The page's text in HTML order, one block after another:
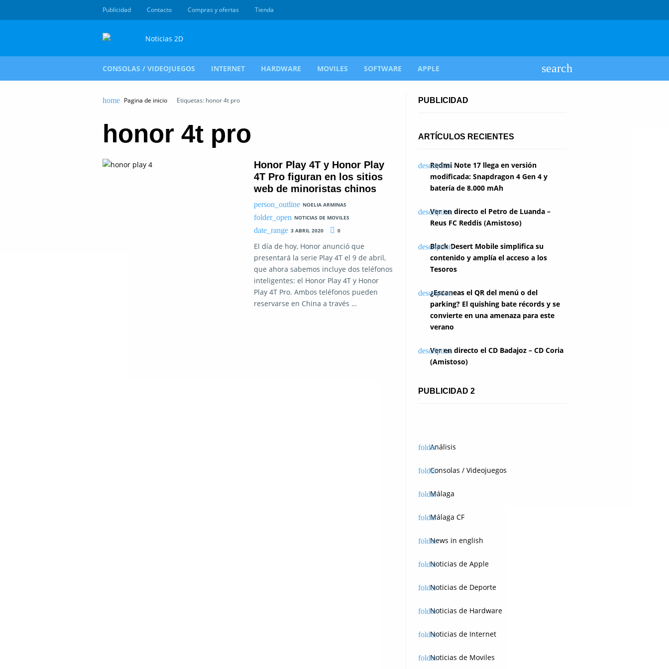
Publicidad Contacto Compras y ofertas Tienda
CONSOLAS / VIDEOJUEGOS INTERNET HARDWARE MOVILES SOFTWARE APPLE
Pagina de inicio Etiquetas: honor 4t pro
honor 4t pro
Honor Play 4T y Honor Play
4T Pro figuran en los sitios
web de minoristas chinos
NOELIA ARMINAS
NOTICIAS DE MOVILES
3 ABRIL 2020
0
El día de hoy, Honor anunció que
presentará la serie Play 4T el 9 de abril,
que ahora sabemos incluye dos teléfonos
inteligentes: el Honor Play 4T y Honor
Play 4T Pro. Ambos teléfonos pueden
reservarse en China a través …
PUBLICIDAD
ARTÍCULOS RECIENTES
Redmi Note 17 llega en versión
modificada: Snapdragon 4 Gen 4 y
batería de 8.000 mAh
Ver en directo el Petro de Luanda –
Reus FC Reddis (Amistoso)
Black Desert Mobile simplifica su
contenido y amplía el acceso a los
Tesoros
¿Escaneas el QR del menú o del
parking? El quishing bate récords y se
convierte en una amenaza para este
verano
Ver en directo el CD Badajoz – CD Coria
(Amistoso)
PUBLICIDAD 2
Análisis
Consolas / Videojuegos
Málaga
Málaga CF
News in english
Noticias de Apple
Noticias de Deporte
Noticias de Hardware
Noticias de Internet
Noticias de Moviles